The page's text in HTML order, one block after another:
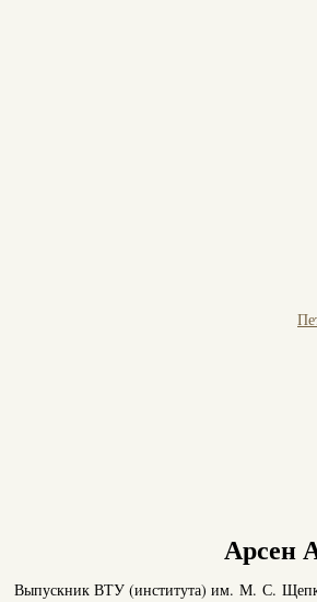
Арсен
Выпускник ВТУ (института) им. М. С.